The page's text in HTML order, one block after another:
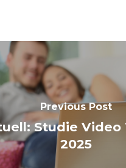
Previous Post
Studie Video
2025